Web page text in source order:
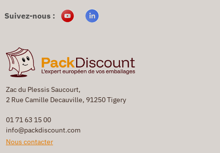
Zac du Plessis Saucourt,
2 Rue Camille Decauville, 91250 Tigery
01 71 63 15 00
info@packdiscount.com
Nous contacter
Suivez-nous :